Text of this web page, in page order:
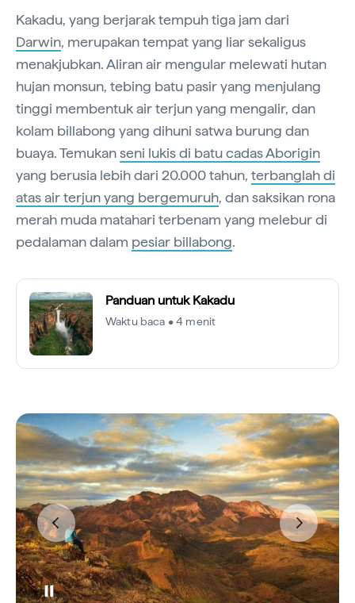
Kakadu, yang berjarak tempuh tiga jam dari
Darwin, merupakan tempat yang liar sekaligus
menakjubkan. Aliran air mengular melewati hutan
hujan monsun, tebing batu pasir yang menjulang
tinggi membentuk air terjun yang mengalir, dan
kolam billabong yang dihuni satwa burung dan
buaya. Temukanseni lukis di batu cadas Aborigin
yang berusia lebih dari 20.000 tahun, terbanglah di
atas air terjun yang bergemuruh, dan saksikan rona
merah muda matahari terbenam yang melebur di
pedalaman dalam pesiar billabong.
Panduan untuk Kakadu
Waktu baca • 4 menit